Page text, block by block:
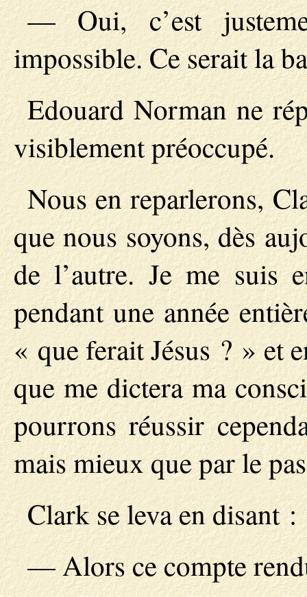
— Oui, c’est
impossible. Ce serait la
Edouard Norman ne
visiblement préoccupé.
Nous en reparlerons,
que nous soyons, dès
de l’autre. Je me suis
pendant une année
« que ferait Jésus ? » et
que me dictera ma
pourrons réussir
mais mieux que par le
Clark se leva en disant :
— Alors ce compte